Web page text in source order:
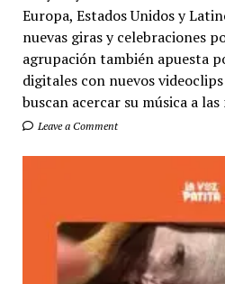
Europa, Estados Unidos y
nuevas giras y celebraciones
agrupación también apuesta
digitales con nuevos
buscan acercar su música a
Leave a Comment